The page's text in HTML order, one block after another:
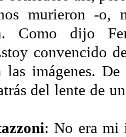
murieron -
Como dijo
convencido
imágenes.
del lente de
: No era mi